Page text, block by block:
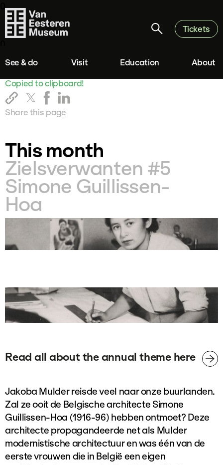
0
Tickets
See & do Visit Education About
Share this page
Copied to clipboard!
This month
Zielsverwanten #5
Simone Guillissen-
Hoa
Read all about the annual theme here
Jakoba Mulder reisde veel naar onze buurlanden.
Zal ze ooit de Belgische architecte Simone
Guillissen-Hoa (1916-96) hebben ontmoet? Deze
architecte propagandeerde net als Mulder
modernistische architectuur en was één van de
eerste vrouwen die in België een eigen